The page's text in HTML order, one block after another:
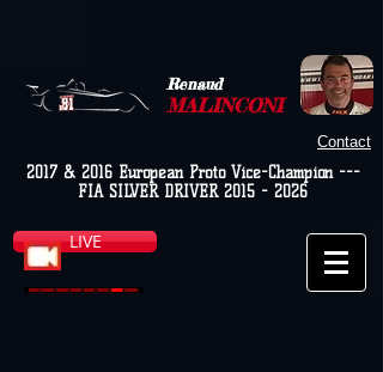
Renaud
MALINCONI
Contact
2017 & 2016 European Proto Vice-Champion ---
FIA SILVER DRIVER 2015 - 2026
LIVE